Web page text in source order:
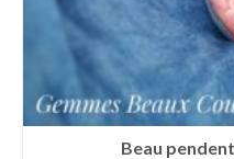
Beau